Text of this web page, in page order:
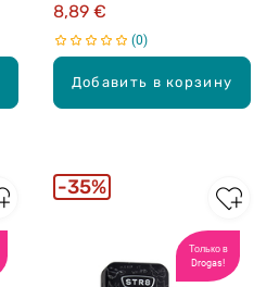
Добавить в корзину
8,89 €
0
Только в
Drogas!
35%